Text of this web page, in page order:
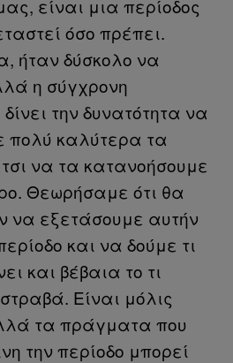
είναι μια περίοδος
όσο πρέπει.
ήταν δύσκολο να
η σύγχρονη
την δυνατότητα να
πολύ καλύτερα τα
να τα κατανοήσουμε
Θεωρήσαμε ότι θα
να εξετάσουμε αυτήν
και να δούμε τι
και βέβαια το τι
Είναι μόλις
τα πράγματα που
την περίοδο μπορεί